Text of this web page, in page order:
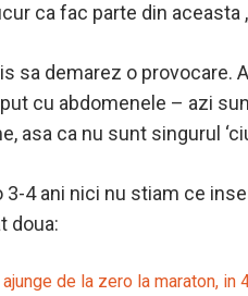
ca fac parte din aceasta
sa demarez o provocare.
cu abdomenele – azi
asa ca nu sunt singurul
3-4 ani nici nu stiam ce
doua:
de la zero la maraton, in